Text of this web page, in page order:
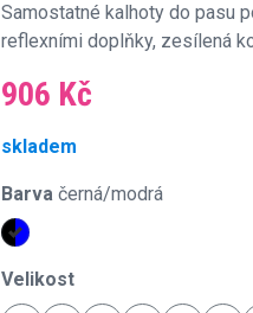
Samostatné kalhoty do pasu
reflexními doplňky, zesílená
906 Kč
skladem
Barva černá/modrá
Velikost